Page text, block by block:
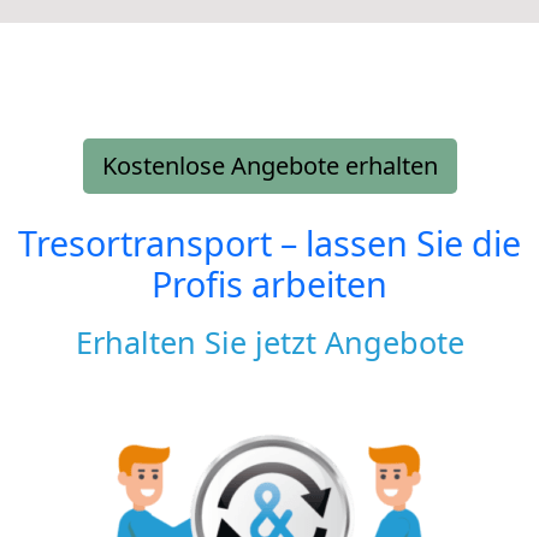
Kostenlose Angebote erhalten
Tresortransport – lassen Sie die
Profis arbeiten
Erhalten Sie jetzt Angebote